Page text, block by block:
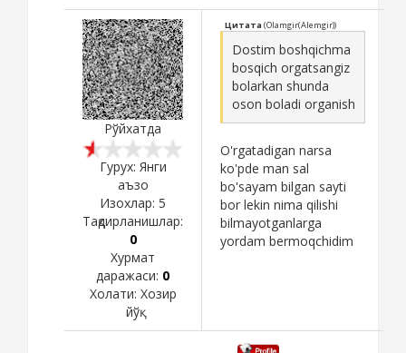
Рўйхатда
Гурух: Янги
аъзо
Изохлар: 5
Тақдирланишлар:
0
Хурмат
даражаси: 0
Холати: Хозир
йўқ
Цитата (Olamgir(Alemgir))
Dostim boshqichma
bosqich orgatsangiz
bolarkan shunda
oson boladi organish
O'rgatadigan narsa
ko'pde man sal
bo'sayam bilgan sayti
bor lekin nima qilishi
bilmayotganlarga
yordam bermoqchidim